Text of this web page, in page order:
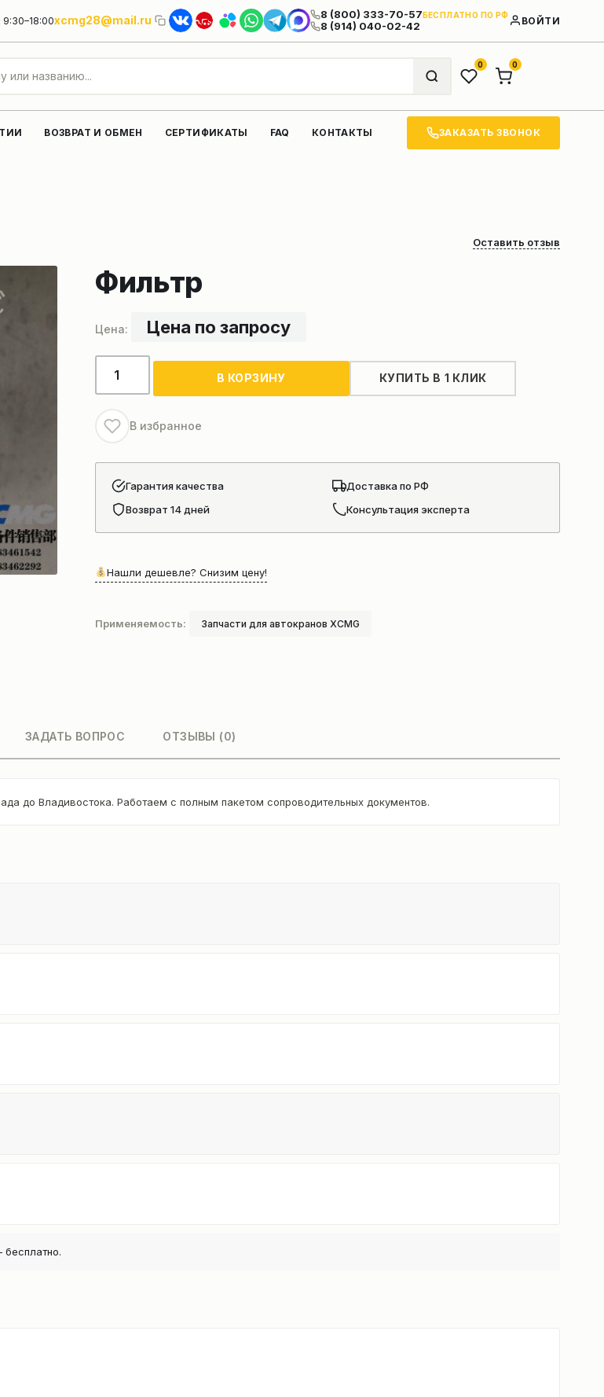
xcmg28@mail.ru 8 (800) 333-70-57БЕСПЛАТНО ПО РФ
8 (914) 040-02-42 ВОЙТИ
0 0
ВОЗВРАТ И ОБМЕН СЕРТИФИКАТЫ FAQ КОНТАКТЫ ЗАКАЗАТЬ ЗВОНОК
Оставить отзыв
Фильтр
Цена по запросу
Количество
товара
В КОРЗИНУ КУПИТЬ В 1 КЛИК
В избранное
Гарантия качества
Доставка по РФ
Возврат 14 дней
Консультация эксперта
Нашли дешевле? Снизим цену!
Применяемость: Запчасти для автокранов XCMG
ЗАДАТЬ ВОПРОС ОТЗЫВЫ (0)
до Владивостока. Работаем с полным пакетом сопроводительных документов.